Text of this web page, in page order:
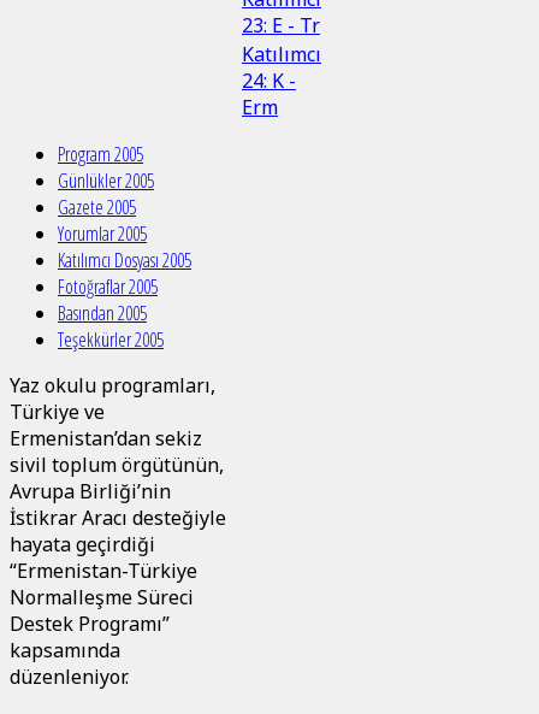
23: E - Tr
Katılımcı
24: K -
Erm
Program 2005
Günlükler 2005
Gazete 2005
Yorumlar 2005
Katılımcı Dosyası 2005
Fotoğraflar 2005
Basından 2005
Teşekkürler 2005
Yaz okulu programları,
Türkiye ve
Ermenistan’dan sekiz
sivil toplum örgütünün,
Avrupa Birliği’nin
İstikrar Aracı desteğiyle
hayata geçirdiği
“Ermenistan-Türkiye
Normalleşme Süreci
Destek Programı”
kapsamında
düzenleniyor.